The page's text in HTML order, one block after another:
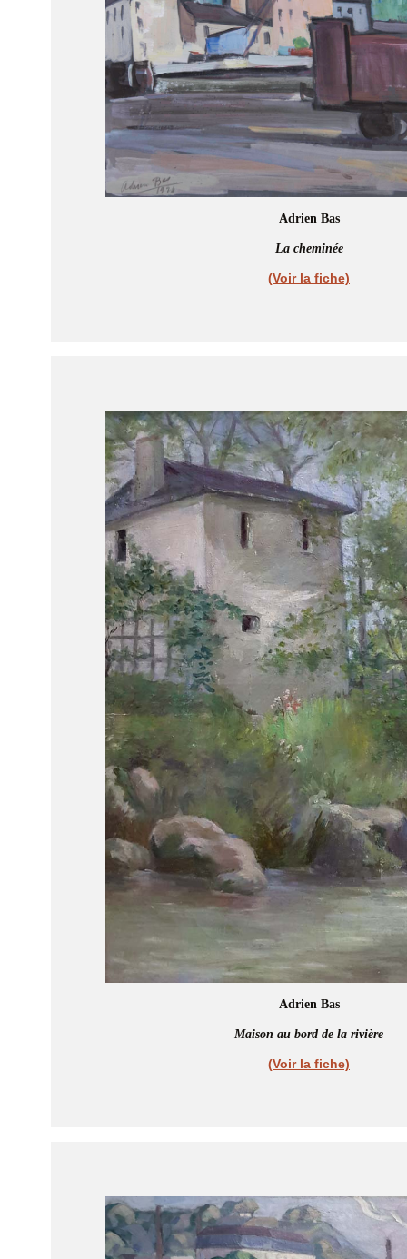
Adrien Bas
La cheminée
(Voir la fiche)
Adrien Bas
Maison au bord de la rivière
(Voir la fiche)